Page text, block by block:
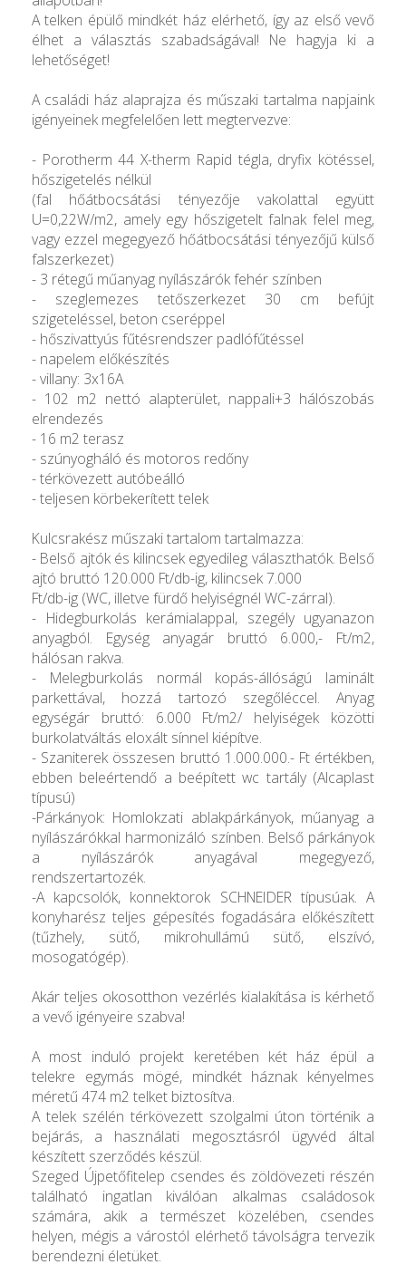
A telken épülő mindkét ház elérhető, így az első vevő
élhet a választás szabadságával! Ne hagyja ki a
lehetőséget!
A családi ház alaprajza és műszaki tartalma napjaink
igényeinek megfelelően lett megtervezve:
- Porotherm 44 X-therm Rapid tégla, dryfix kötéssel,
hőszigetelés nélkül
(fal hőátbocsátási tényezője vakolattal együtt
U=0,22W/m2, amely egy hőszigetelt falnak felel meg,
vagy ezzel megegyező hőátbocsátási tényezőjű külső
falszerkezet)
- 3 rétegű műanyag nyílászárók fehér színben
- szeglemezes tetőszerkezet 30 cm befújt
szigeteléssel, beton cseréppel
- hőszivattyús fűtésrendszer padlófűtéssel
- napelem előkészítés
- villany: 3x16A
- 102 m2 nettó alapterület, nappali+3 hálószobás
elrendezés
- 16 m2 terasz
- szúnyogháló és motoros redőny
- térkövezett autóbeálló
- teljesen körbekerített telek
Kulcsrakész műszaki tartalom tartalmazza:
- Belső ajtók és kilincsek egyedileg választhatók. Belső
ajtó bruttó 120.000 Ft/db-ig, kilincsek 7.000
Ft/db-ig (WC, illetve fürdő helyiségnél WC-zárral).
- Hidegburkolás kerámialappal, szegély ugyanazon
anyagból. Egység anyagár bruttó 6.000,- Ft/m2,
hálósan rakva.
- Melegburkolás normál kopás-állóságú laminált
parkettával, hozzá tartozó szegőléccel. Anyag
egységár bruttó: 6.000 Ft/m2/ helyiségek közötti
burkolatváltás eloxált sínnel kiépítve.
- Szaniterek összesen bruttó 1.000.000.- Ft értékben,
ebben beleértendő a beépített wc tartály (Alcaplast
típusú)
-Párkányok: Homlokzati ablakpárkányok, műanyag a
nyílászárókkal harmonizáló színben. Belső párkányok
a nyílászárók anyagával megegyező,
rendszertartozék.
-A kapcsolók, konnektorok SCHNEIDER típusúak. A
konyharész teljes gépesítés fogadására előkészített
(tűzhely, sütő, mikrohullámú sütő, elszívó,
mosogatógép).
Akár teljes okosotthon vezérlés kialakítása is kérhető
a vevő igényeire szabva!
A most induló projekt keretében két ház épül a
telekre egymás mögé, mindkét háznak kényelmes
méretű 474 m2 telket biztosítva.
A telek szélén térkövezett szolgalmi úton történik a
bejárás, a használati megosztásról ügyvéd által
készített szerződés készül.
Szeged Újpetőfitelep csendes és zöldövezeti részén
található ingatlan kiválóan alkalmas családosok
számára, akik a természet közelében, csendes
helyen, mégis a várostól elérhető távolságra tervezik
berendezni életüket.